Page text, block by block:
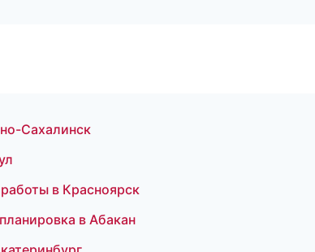
Сахалинск
в Красноярск
в Абакан